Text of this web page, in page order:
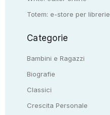
Totem: e-store per librerie
Categorie
Bambini e Ragazzi
Biografie
Classici
Crescita Personale